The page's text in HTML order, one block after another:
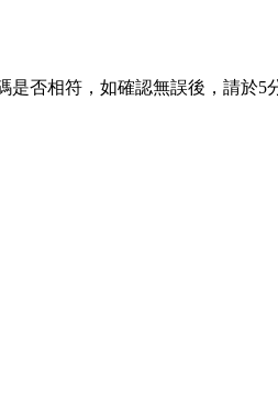
是否相符，如確認無誤後，請於5